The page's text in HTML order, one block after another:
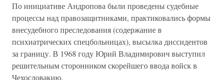
По инициативе Андропова были проведены судебные
процессы над правозащитниками, практиковались формы
внесудебного преследования (содержание в
психиатрических спецбольницах), высылка диссидентов
за границу. В 1968 году Юрий Владимирович выступил
решительным сторонником скорейшего ввода войск в
Чехословакию.